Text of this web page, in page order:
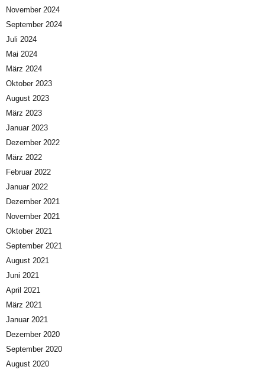
November 2024
September 2024
Juli 2024
Mai 2024
März 2024
Oktober 2023
August 2023
März 2023
Januar 2023
Dezember 2022
März 2022
Februar 2022
Januar 2022
Dezember 2021
November 2021
Oktober 2021
September 2021
August 2021
Juni 2021
April 2021
März 2021
Januar 2021
Dezember 2020
September 2020
August 2020